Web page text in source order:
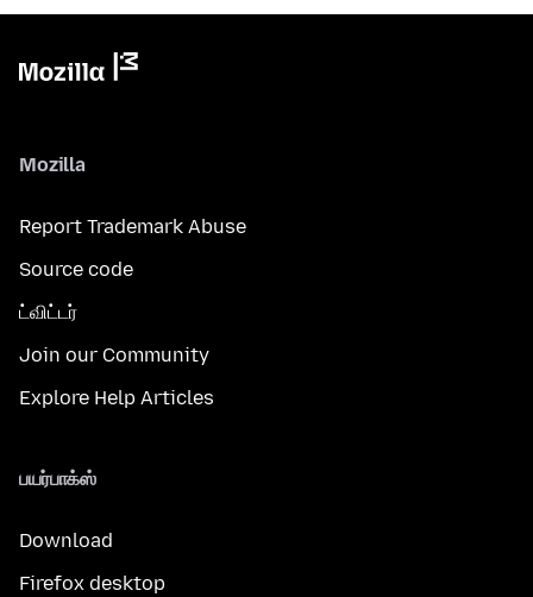
Mozilla
Report Trademark Abuse
Source code
ட்விட்டர்
Join our Community
Explore Help Articles
பயர்பாக்ஸ்
Download
Firefox desktop